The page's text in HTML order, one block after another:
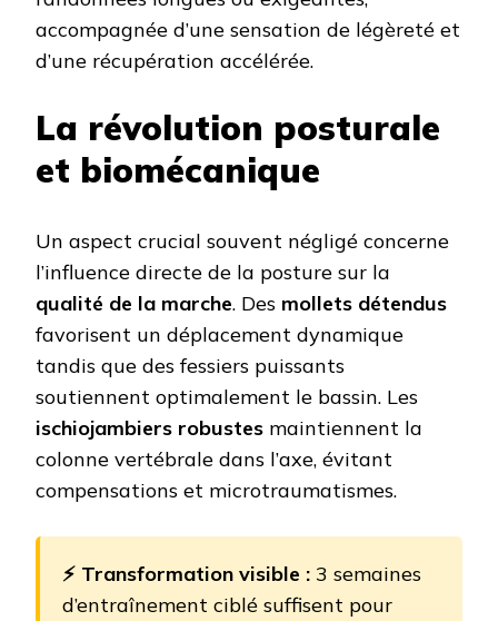
accompagnée d’une sensation de légèreté et
d’une récupération accélérée.
La révolution posturale
et biomécanique
Un aspect crucial souvent négligé concerne
l’influence directe de la posture sur la
qualité de la marche. Des mollets détendus
favorisent un déplacement dynamique
tandis que des fessiers puissants
soutiennent optimalement le bassin. Les
ischiojambiers robustes maintiennent la
colonne vertébrale dans l’axe, évitant
compensations et microtraumatismes.
⚡ Transformation visible : 3 semaines
d’entraînement ciblé suffisent pour